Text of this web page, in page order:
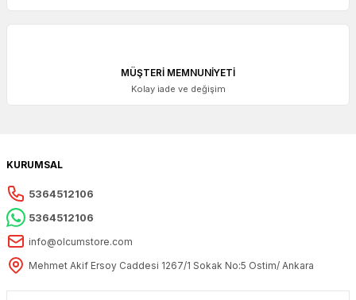
MÜŞTERİ MEMNUNİYETİ
Kolay iade ve değişim
KURUMSAL
5364512106
5364512106
info@olcumstore.com
Mehmet Akif Ersoy Caddesi 1267/1 Sokak No:5 Ostim/ Ankara